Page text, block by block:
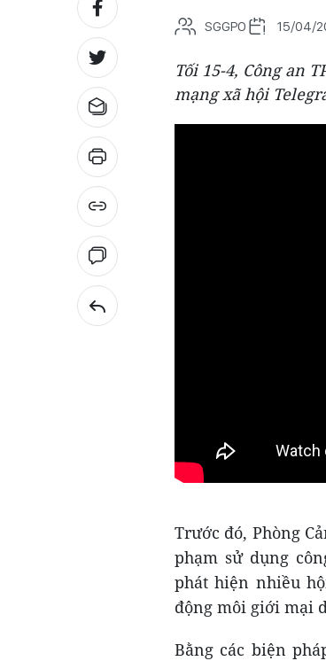
SGGPO 15/04/
Tối 15-4, Công an
mạng xã hội
Trước đó, Phòng
phạm sử dụng
phát hiện nhiều
động môi giới mại
Bằng các biện